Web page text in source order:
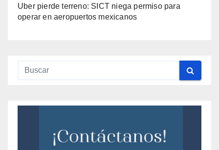
Uber pierde terreno: SICT niega permiso para
operar en aeropuertos mexicanos